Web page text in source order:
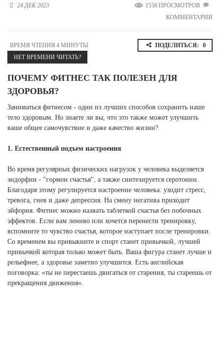
Новосибирская область (3)
Республика Башкортостан (3)
Республика Крым (1)
Республика Татарстан (2)
Ростовская область (2)
Самарская область (1)
Санкт-Петербург и ЛО (3)
Саратовская область (1)
Свердловская область (5)
Смоленская область (1)
Томская область (1)
Тульская область (1)
Тюменская область (3)
Хакасия (1)
Ханты-Мансийский автономный округ (3)
Челябинская область (2)
Ямало-Ненецкий автономный округ (1)
24 ДЕК 2023
1550 ПРОСМОТРОВ
КОММЕНТАРИИ
ВРЕМЯ ЧТЕНИЯ 4 МИНУТЫ
НЕТ ВРЕМЕНИ ЧИТАТЬ?
ПОДЕЛИТЬСЯ: 0
ПОЧЕМУ ФИТНЕС ТАК ПОЛЕЗЕН ДЛЯ
ЗДОРОВЬЯ?
Заниматься фитнесом - один из лучших способов сохранить наше
тело здоровым. Но знаете ли вы, что это также может улучшить
ваше общее самочувствие и даже качество жизни?
1. Естественный подъем настроения
Во время регулярных физических нагрузок у человека выделяется
эндорфин - "гормон счастья", а также синтезируется серотонин.
Благодаря этому регулируется настроение человека: уходит стресс,
тревога, гнев и даже депрессия. На смену негатива приходит
эйфория. Фитнес можно назвать таблеткой счастья без побочных
эффектов. Если вам лениво или хочется перенести тренировку,
вспомните то чувство счастья, которое наступает после тренировки.
Со временем вы привыкните и спорт станет привычкой, лучшей
привычкой которая только может быть. Ваша фигура станет лучше и
рельефнее, а здоровье заметно улучшится. Есть английская
поговорка: «ты не перестаешь двигаться от старения, ты стареешь от
прекращения движения».